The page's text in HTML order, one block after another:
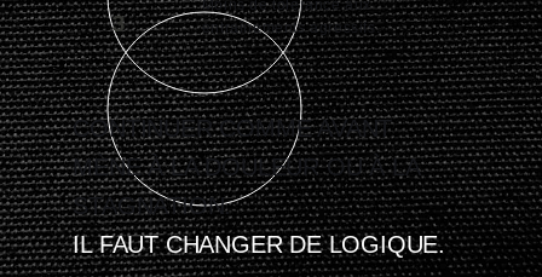
3
Moins de tolérance aux
entraînements agressifs.
CONTINUER COMME AVANT
MÈNE À LA DOULEUR OU À LA
STAGNATION.
IL FAUT CHANGER DE LOGIQUE.